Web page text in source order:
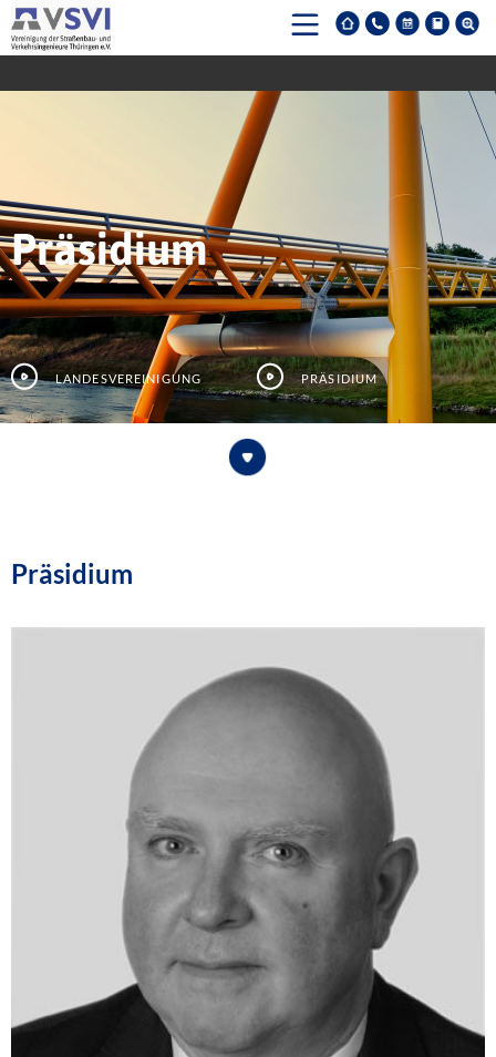
Präsidium
Landesvereinigung Präsidium
Präsidium